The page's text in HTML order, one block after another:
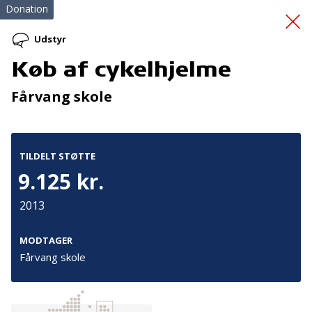
Ferielejr i Syddanmark
Donation
Udstyr
Køb af cykelhjelme
Fårvang skole
TILDELT STØTTE
9.125 kr.
2013
MODTAGER
Fårvang skole
Tilmeld nyhedsbrev
De seneste nyheder om TrygFondens og TryghedsGruppens
aktiviteter direkte i din indbakke.
Tilmeld